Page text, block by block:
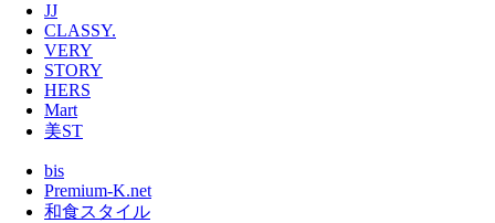
JJ
CLASSY.
VERY
STORY
HERS
Mart
美ST
bis
Premium-K.net
和食スタイル